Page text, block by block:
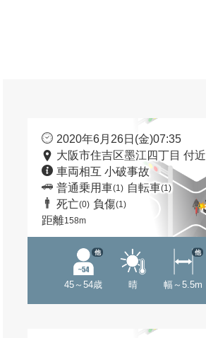
2020年6月26日(金)07:35
大阪市住吉区墨江四丁目 付近
車両相互 小破事故
普通乗用車(1) 自転車(1)
死亡(0) 負傷(1)
距離158m
45～54歳
他
晴 幅～5.5m
他